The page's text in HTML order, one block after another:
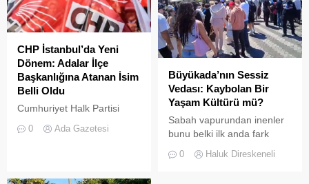
CHP İstanbul’da Yeni
Dönem: Adalar İlçe
Başkanlığına Atanan İsim
Belli Oldu
Cumhuriyet Halk Partisi
(CHP) Merkez Yönetim
Kurulu (MYK), İstanbul
ilçenin yönetimine yeni
0 Ada Gazetesi
Büyükada’nın Sessiz
Vedası: Kaybolan Bir
Yaşam Kültürü mü?
Sabah vapurundan inenler
bunu belki ilk anda fark
Büyükada’yı elli, altmış yıldır
0 Haluk Direskeneli